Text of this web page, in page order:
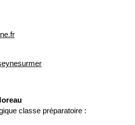
classe préparatoire :